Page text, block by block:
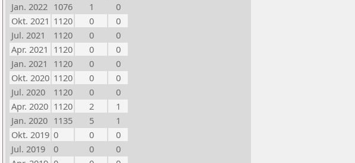
Jan. 2022 1076 1
0
Okt. 2021 1120 0
0
Jul. 2021
1120 0
0
Apr. 2021 1120 0
0
Jan. 2021
1120 0
0
Okt. 2020 1120 0
0
Jul. 2020
1120 0
0
Apr. 2020 1120 2
1
Jan. 2020 1135 5
1
Okt. 2019 0 0
0
Jul. 2019
0 0
0